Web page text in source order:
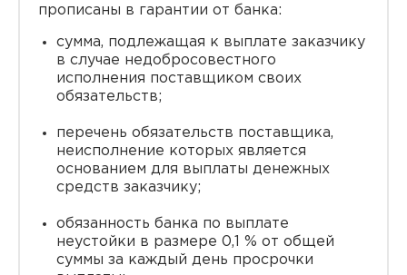
прописаны в гарантии от банка:
сумма, подлежащая к выплате заказчику
в случае недобросовестного
исполнения поставщиком своих
обязательств;
перечень обязательств поставщика,
неисполнение которых является
основанием для выплаты денежных
средств заказчику;
обязанность банка по выплате
неустойки в размере 0,1 % от общей
суммы за каждый день просрочки